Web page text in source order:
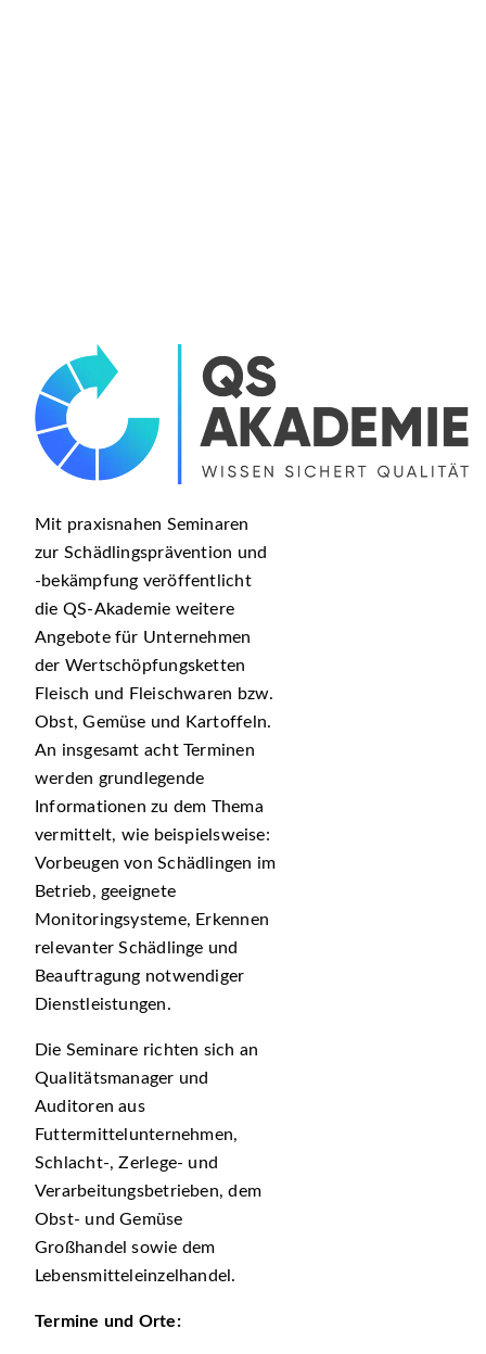
Mit praxisnahen Seminaren
zur Schädlingsprävention und
-bekämpfung veröffentlicht
die QS-Akademie weitere
Angebote für Unternehmen
der Wertschöpfungsketten
Fleisch und Fleischwaren bzw.
Obst, Gemüse und Kartoffeln.
An insgesamt acht Terminen
werden grundlegende
Informationen zu dem Thema
vermittelt, wie beispielsweise:
Vorbeugen von Schädlingen im
Betrieb, geeignete
Monitoringsysteme, Erkennen
relevanter Schädlinge und
Beauftragung notwendiger
Dienstleistungen.
Die Seminare richten sich an
Qualitätsmanager und
Auditoren aus
Futtermittelunternehmen,
Schlacht-, Zerlege- und
Verarbeitungsbetrieben, dem
Obst- und Gemüse
Großhandel sowie dem
Lebensmitteleinzelhandel.
Termine und Orte: